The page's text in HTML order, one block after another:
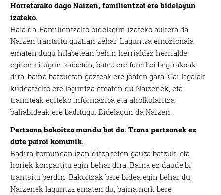
Horretarako dago Naizen, familientzat ere bidelagun
izateko.
Hala da. Familientzako bidelagun izateko aukera da
Naizen trantsitu guztian zehar. Laguntza emozionala
ematen dugu hilabetean behin herrialdez herrialde
egiten ditugun saioetan, batez ere familiei begirakoak
dira, baina batzuetan gazteak ere joaten gara. Gai legalak
kudeatzeko ere laguntza ematen du Naizenek, eta
tramiteak egiteko informazioa eta aholkularitza
baliabideak ere baditugu. Bidelagun da Naizen.
Pertsona bakoitza mundu bat da. Trans pertsonek ez
dute patroi komunik.
Badira komunean izan ditzaketen gauza batzuk, eta
horiek konpartitu egin behar dira. Baina ez daude bi
trantsitu berdin. Bakoitzak bere bidea egin behar du.
Naizenek laguntza ematen du, baina nork bere